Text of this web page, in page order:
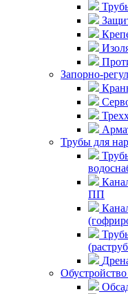
Запорно-
Трубы для
ПП